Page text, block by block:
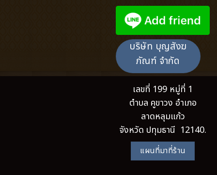
บริษัท บุญสังฆ
ภัณฑ์ จำกัด
เลขที่ 199 หมู่ที่ 1
ตำบล คูขาวง อำเภอ
ลาดหลุมแก้ว
จังหวัด ปทุมธานี 12140.
แผนที่มาที่ร้าน